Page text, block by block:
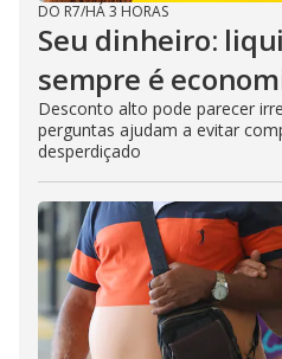
DO R7/HÁ 3 HORAS
Seu dinheiro:
sempre é
Desconto alto pode parecer
perguntas ajudam a evitar
desperdiçado